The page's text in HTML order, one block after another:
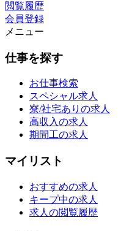
閲覧履歴
会員登録
メニュー
仕事を探す
お仕事検索
スペシャル求人
寮/社宅ありの求人
高収入の求人
期間工の求人
マイリスト
おすすめの求人
キープ中の求人
求人の閲覧履歴